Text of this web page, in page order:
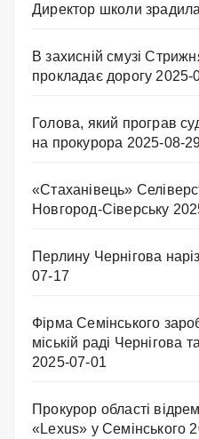
Директор школи зрадила
В захисній смузі
прокладає дорогу 2025-
Голова, який програв
на прокурора 2025-08-
«Стаханівець»
Новгород-Сіверську
Перлину Чернігова
07-17
Фірма Семінського
міській раді Чернігова
2025-07-01
Прокурор області
«Lexus» у Семінського